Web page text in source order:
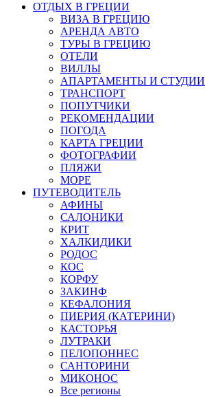
ОТДЫХ В ГРЕЦИИ
ВИЗА В ГРЕЦИЮ
АРЕНДА АВТО
ТУРЫ В ГРЕЦИЮ
ОТЕЛИ
ВИЛЛЫ
АПАРТАМЕНТЫ И СТУДИИ
ТРАНСПОРТ
ПОПУТЧИКИ
РЕКОМЕНДАЦИИ
ПОГОДА
КАРТА ГРЕЦИИ
ФОТОГРАФИИ
ПЛЯЖИ
МОРЕ
ПУТЕВОДИТЕЛЬ
АФИНЫ
САЛОНИКИ
КРИТ
ХАЛКИДИКИ
РОДОС
КОС
КОРФУ
ЗАКИНФ
КЕФАЛОНИЯ
ПИЕРИЯ (КАТЕРИНИ)
КАСТОРЬЯ
ЛУТРАКИ
ПЕЛОПОННЕС
САНТОРИНИ
МИКОНОС
Все регионы